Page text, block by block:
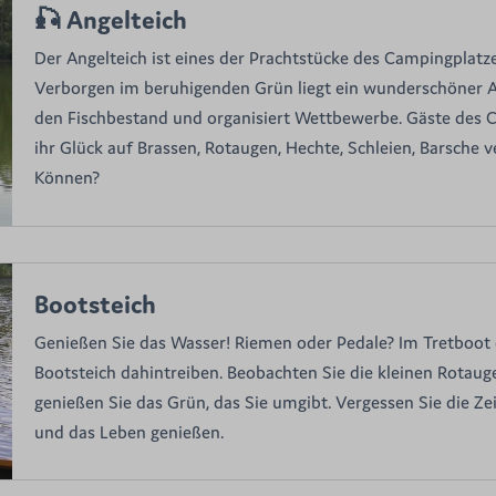
🎣 Angelteich
Der Angelteich ist eines der Prachtstücke des
Verborgen im beruhigenden Grün liegt ein wunderschöner
den Fischbestand und organisiert Wettbewerbe. Gäste des
ihr Glück auf Brassen, Rotaugen, Hechte, Schleien,
Können?
Bootsteich
Genießen Sie das Wasser! Riemen oder Pedale? Im
Bootsteich dahintreiben. Beobachten Sie die kleinen
genießen Sie das Grün, das Sie umgibt. Vergessen Sie die
und das Leben genießen.